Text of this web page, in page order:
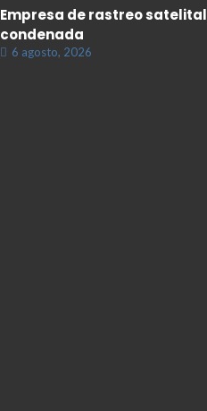
Empresa de rastreo satelital
condenada
6 agosto, 2026